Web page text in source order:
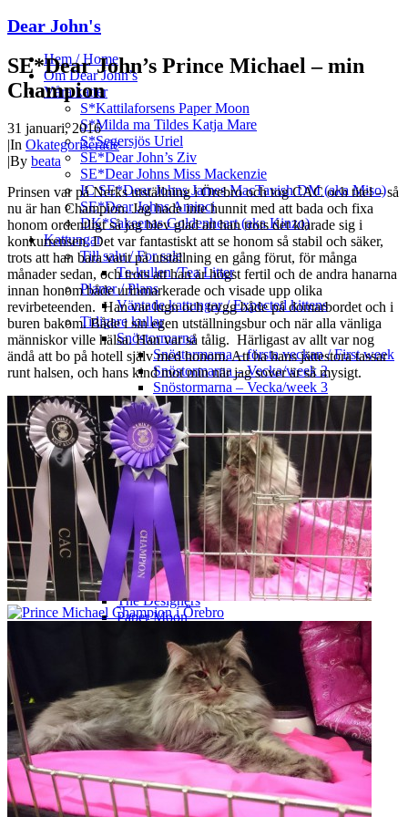
Dear John's
Hem / Home
Om Dear John’s
Våra katter
S*Kattilaforsens Paper Moon
S*Milda ma Tildes Katja Mare
S*Segersjös Uriel
SE*Dear John’s Ziv
SE*Dear Johns Miss Mackenzie
IC SE*Dear Johns James MacTavish DM (aka Miso)
SE*Dear Johns Aminci
DK*Sakeenas Goldenheart (aka Kinzo)
Kattungar
Till salu / For sale
Te-kullen /Tea Litter
Planer / Plans
Väntade kattungar / Expected kittens
Tidigare kullar
Snöstormarna
Snöstormarna – första veckan / First week
Snöstormarna – Vecka/week 2
Snöstormarna – Vecka/week 3
Snöstormarna – Vecka/week 4
Snöstormarna – Vecka/week 5
Snöstormarna – Vecka/week 6
Rariteterna
MacKinzo
Fredskullen
Regissörerna
Stjärnorna
Dragonfly in Amber
Z-gossarna
A Midsummer Night’s dream
The Greatest Showman
The Designers
Paper Moon
Lakritskullen
Blåkullen
PM-kullen
Hunger Games
007-kullen
Galleri
Till minne
SE*Dear John’s Prince Michael
Smäcken
SE*Dear John’s Prince Michael – min
Champion
31 januari, 2016
|In Okategoriserade
|By beata
Prinsen var på Nerks utställning i Örebro och tog CAC och titel – så
nu är han Champion. Jag hade inte hunnit med att bada och fixa
honom ordentligt så jag blev glad att han trots det klarade sig i
konkurrensen. Det var fantastiskt att se honom så stabil och säker,
trots att han bara varit på utställning en gång förut, för många
månader sedan, och trots att han är högst fertil och de andra hanarna
innan honom både urinmarkerade och visade upp olika
revirbeteenden. Han var lugn och trygg både på domarbordet och i
buren bakom. Både i sin egen utställningsbur och när alla vänliga
människor ville hälsa. Han var så tålig. Härligast av allt var nog
ändå att bo på hotell själv med honom. Att ha hans jättestora tassar
runt halsen, och hans kind mot min när jag sover är så mysigt.